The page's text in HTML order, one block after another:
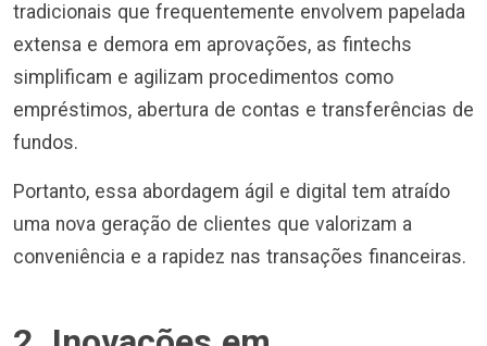
tradicionais que frequentemente envolvem papelada
extensa e demora em aprovações, as fintechs
simplificam e agilizam procedimentos como
empréstimos, abertura de contas e transferências de
fundos.
Portanto, essa abordagem ágil e digital tem atraído
uma nova geração de clientes que valorizam a
conveniência e a rapidez nas transações financeiras.